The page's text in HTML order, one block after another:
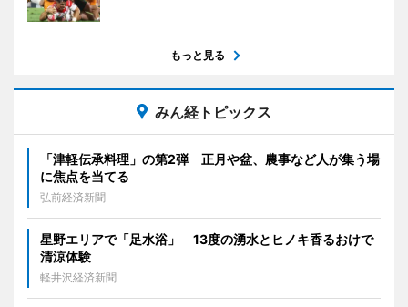
もっと見る
みん経トピックス
「津軽伝承料理」の第2弾 正月や盆、農事など人が集う場
に焦点を当てる
弘前経済新聞
星野エリアで「足水浴」 13度の湧水とヒノキ香るおけで
清涼体験
軽井沢経済新聞